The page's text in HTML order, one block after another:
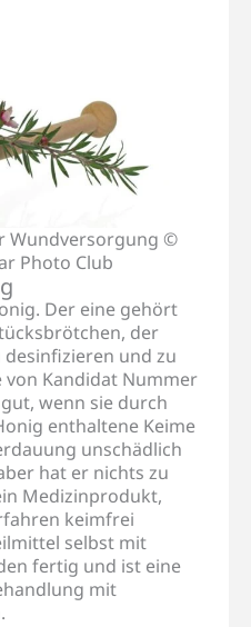
Wundversorgung ©
Photo Club
Der eine gehört
der
und zu
Kandidat Nummer
wenn sie durch
enthaltene Keime
unschädlich
hat er nichts zu
Medizinprodukt,
keimfrei
selbst mit
fertig und ist eine
mit